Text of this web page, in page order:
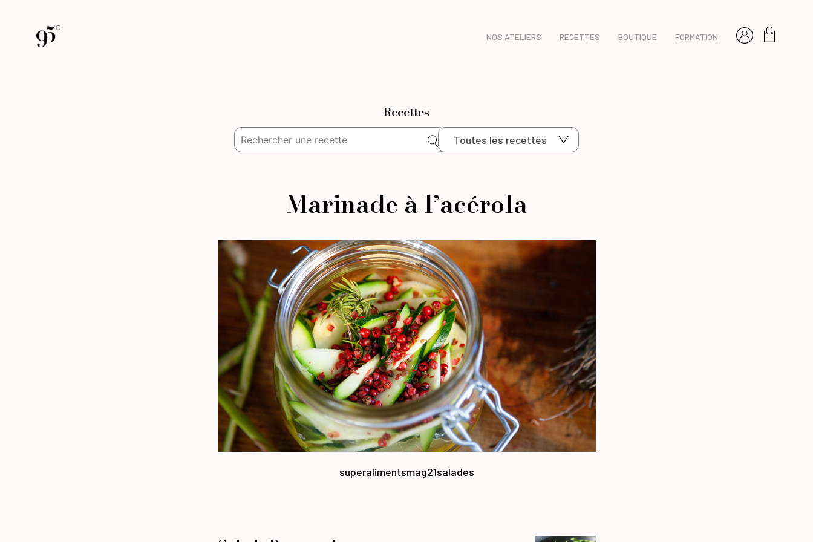
NOS ATELIERS RECETTES BOUTIQUE FORMATION
Recettes
Toutes les recettes
Marinade à l’acérola
superalimentsmag21salades